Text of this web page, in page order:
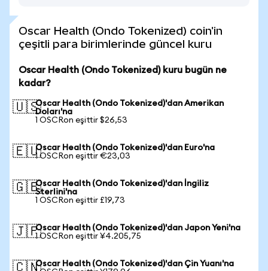
Oscar Health (Ondo Tokenized) coin'in
çeşitli para birimlerinde güncel kuru
Oscar Health (Ondo Tokenized) kuru bugün ne
kadar?
🇺🇸Oscar Health (Ondo Tokenized)'dan Amerikan
Doları'na
1 OSCRon eşittir $26,53
🇪🇺Oscar Health (Ondo Tokenized)'dan Euro'na
1 OSCRon eşittir €23,03
🇬🇧Oscar Health (Ondo Tokenized)'dan İngiliz
Sterlini'na
1 OSCRon eşittir £19,73
🇯🇵Oscar Health (Ondo Tokenized)'dan Japon Yeni'na
1 OSCRon eşittir ¥4.205,75
🇨🇳Oscar Health (Ondo Tokenized)'dan Çin Yuanı'na